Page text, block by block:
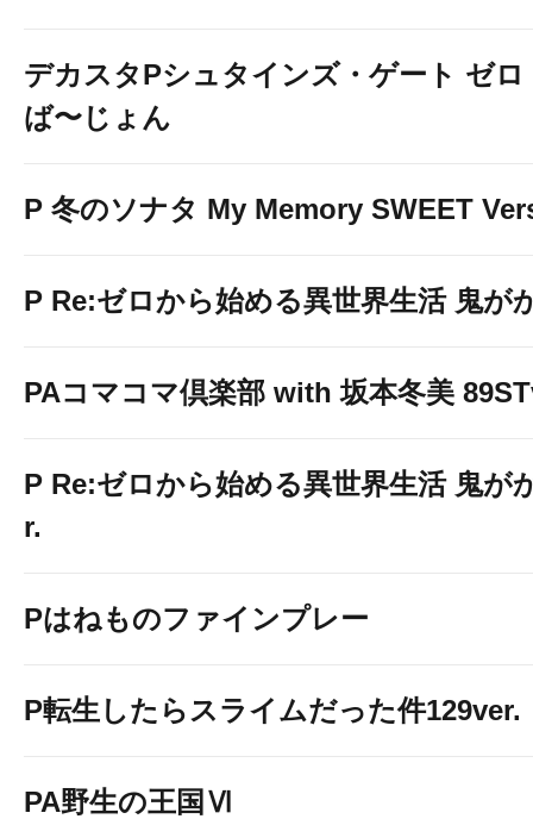
デカスタPシュタインズ・ゲート ゼ
ば〜じょん
P 冬のソナタ My Memory SWEET
P Re:ゼロから始める異世界生活 鬼が
PAコマコマ倶楽部 with 坂本冬美
P Re:ゼロから始める異世界生活 鬼が
r.
Pはねものファインプレー
P転生したらスライムだった件129ver.
PA野生の王国Ⅵ